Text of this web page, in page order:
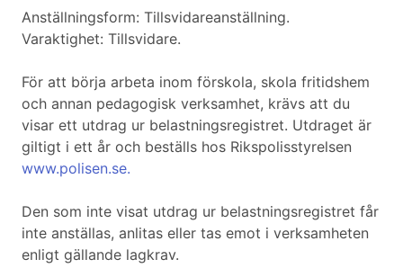
Anställningsform: Tillsvidareanställning.
Varaktighet: Tillsvidare.
För att börja arbeta inom förskola, skola fritidshem
och annan pedagogisk verksamhet, krävs att du
visar ett utdrag ur belastningsregistret. Utdraget är
giltigt i ett år och beställs hos Rikspolisstyrelsen
www.polisen.se.
Den som inte visat utdrag ur belastningsregistret får
inte anställas, anlitas eller tas emot i verksamheten
enligt gällande lagkrav.